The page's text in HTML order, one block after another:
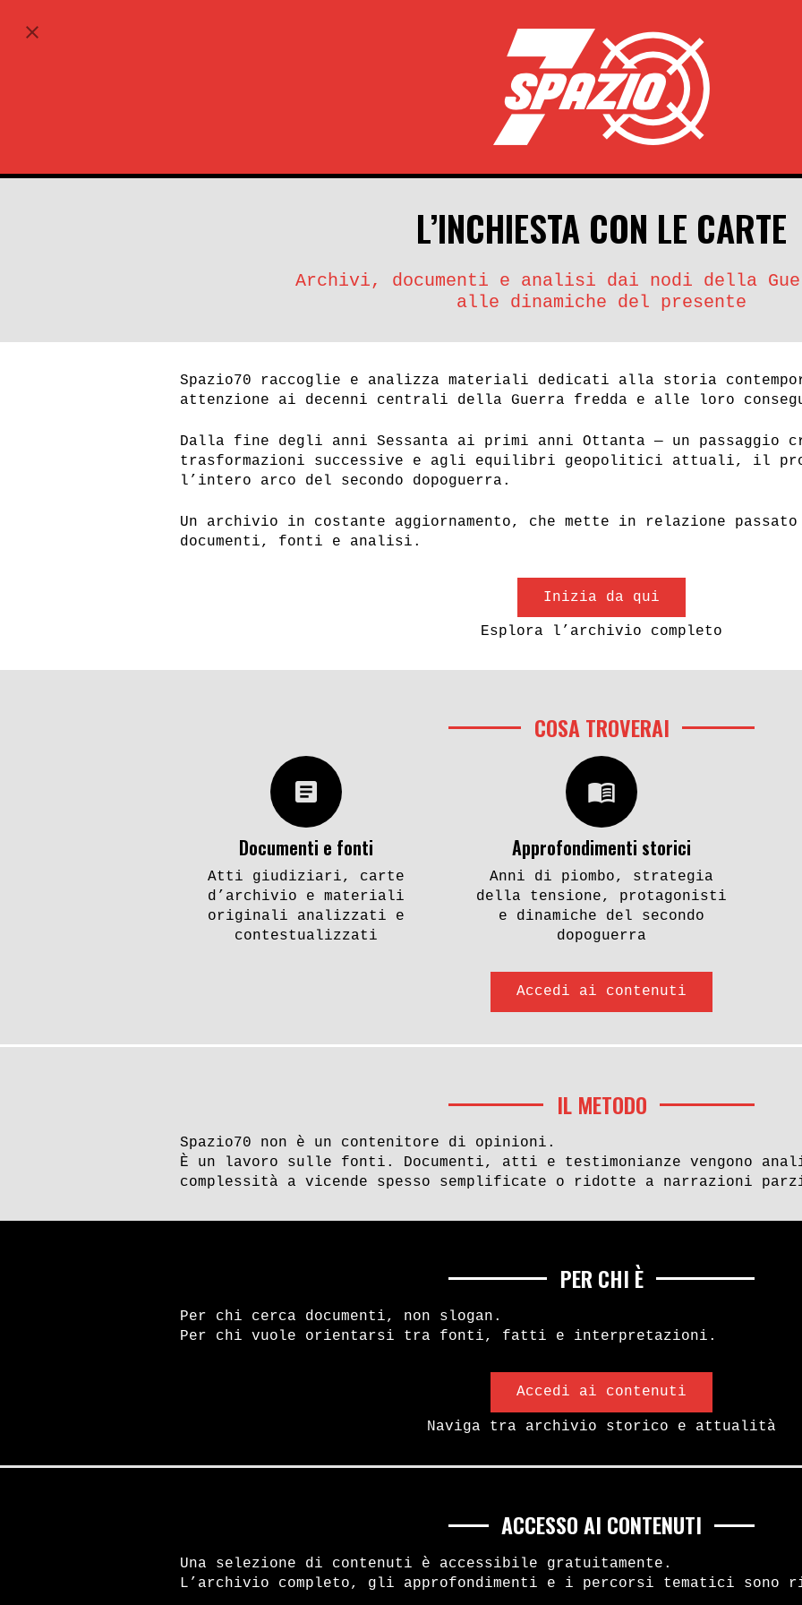
URSS, GERMANIA EST E STASI
Giangiacomo Feltrinelli
precursore del terrorismo
Urss, Germania Est
Chi era Erich Honecker?
Ritratto a colori dell’uomo
del Muro
Urss, Germania Est
I Gulag femminili
Agosto 1994, i «sovietici»
salutano la «DDR». Alcune
Qualche notizia sul periodo
di Putin a Dresda
Urss, Germania Est
e Stasi
Hagi, Nicu e
Ceausescu. Una
sport e di regime
Mistero della fede.
L’attentato al Papa e le sue
Urss, Germania Est
La Prussia con la bandiera
rossa. Reportage da
Urss, Germania Est
«L’Urss è davvero
socialista?»
L’INCHIESTA CON LE CARTE
Archivi, documenti e analisi dai nodi della
alle dinamiche del presente
Spazio70 raccoglie e analizza materiali dedicati alla storia
attenzione ai decenni centrali della Guerra fredda e alle loro
Dalla fine degli anni Sessanta ai primi anni Ottanta — un passaggio
trasformazioni successive e agli equilibri geopolitici attuali, il
l’intero arco del secondo dopoguerra.
Un archivio in costante aggiornamento, che mette in relazione
documenti, fonti e analisi.
Inizia da qui
Esplora l’archivio completo
COSA TROVERAI
article
Documenti e fonti
Atti giudiziari, carte
d’archivio e materiali
originali analizzati e
contestualizzati
menu_book
Approfondimenti storici
Anni di piombo, strategia
della tensione, protagonisti
e dinamiche del secondo
dopoguerra
Accedi ai contenuti
IL METODO
Spazio70 non è un contenitore di opinioni.
È un lavoro sulle fonti. Documenti, atti e testimonianze vengono
complessità a vicende spesso semplificate o ridotte a narrazioni
PER CHI È
Per chi cerca documenti, non slogan.
Per chi vuole orientarsi tra fonti, fatti e interpretazioni.
Accedi ai contenuti
Naviga tra archivio storico e attualità
ACCESSO AI CONTENUTI
Una selezione di contenuti è accessibile gratuitamente.
L’archivio completo, gli approfondimenti e i percorsi tematici sono